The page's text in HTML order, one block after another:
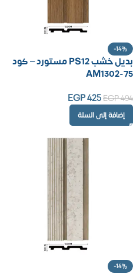
-14%
بديل خشب PS12 مستورد – كود
AM1302-75
EGP494
EGP425
إضافة إلى السلة
-14%